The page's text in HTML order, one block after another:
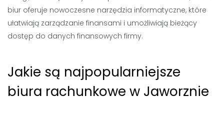
biur oferuje nowoczesne narzędzia informatyczne, które
ułatwiają zarządzanie finansami i umożliwiają bieżący
dostęp do danych finansowych firmy.
Jakie są najpopularniejsze
biura rachunkowe w Jaworznie